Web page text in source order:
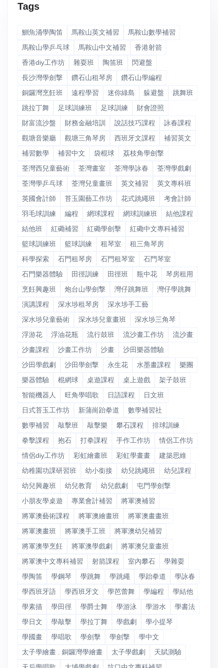
Tags
鰂魚涌學陶笛 馬鞍山英文補習
馬鞍山數學補習
馬鞍山學乒乓球
馬鞍山中文補習
香港射箭
香港diy工作坊
雜耍班 陶笛班
閃避盤
長沙灣學劍撃
鑽石山租琴房
鑽石山學編程
銅鑼灣烹飪班
遠程學習 迷你綠島 躲避盤
跳舞班
跳拉丁舞
足球訓練班 足球訓練
財會證照
財富流沙盤
財務金融培訓 說話技巧課程
詠春課程
觀塘音樂廳
觀塘三角琴房 西班牙文課程
補習英文
補習數學
補習中文 袋棍球
荔枝角學劍撃
荃灣西兒童藝術
荃灣畫室 荃灣學詠春
荃灣學戲劇
荃灣學乒乓球
荃灣兒童畫班 英文補習
英文專科班
英國會計師
苔玉園藝工作坊 花式跳繩班
考會計師
羽毛球訓練
編程 網球課程 網球訓練班
結他課程
結他班
紅磡補習 紅磡學劍擊
紅磡中文專科補習
籃球訓練班
籃球訓練 租琴室
租三角琴房
科學探索
石門租琴房 石門租琴室
石門琴室
石門樂器體驗
田徑訓練 田徑班 瓶中花
琴房租用
烹飪興趣班
炮台山學劍撃 灣仔跳舞班
灣仔學跳舞
演講課程
深水埗租琴房
深水埗手工藝
深水埗兒童藝術
深水埗兒童畫班
深水埗三角琴
浮游花
浮油花瓶 流行鼓班 流沙畫工作坊
流沙畫
沙畫課程
沙畫工作坊 沙畫
沙田樂器體驗
沙田學戲劇
沙田學劍撃 永生花 水墨畫課程
樂團
樂器體驗
棍網球 桌遊課程 桌上遊戲
架子鼓班
智能機器人
旺角學唱歌 日語課程
日文班
日式苔玉工作坊
新蒲崗跆拳道
數學補習社
數學補習
敲擊班 敲擊樂 攀石課程
排球訓練
拳擊課程
抱石 打拳課程 手作工作坊
情侶工作坊
情侶diy工作坊
彩虹繪畫班 彩虹學畫畫
建築思維
幼稚園功課研習班
幼小銜接 幼兒跳繩班
幼兒課程
幼兒興趣班
幼兒教育 幼兒戲劇
屯門學劍撃
小朋友學桌遊
專業會計補習
將軍澳補習
將軍澳藝術課程
將軍澳繪畫班
將軍澳畫畫班
將軍澳畫班
將軍澳手工班
將軍澳幼兒補習
將軍澳學烹飪
將軍澳學戲劇
將軍澳兒童畫班
將軍澳中文專科補習
射箭課程 室內攀石
學雜耍
學陶笛
學鋼琴 學跳舞 學跳繩 學跆拳道
學詠春
學西班牙語
學西班牙文 學芭蕾舞 學編程
學結他
學素描
學田徑 學爵士舞 學游泳 學游水
學書法
學日文
學敲擊 學拉丁舞 學戲劇
學小提琴
學國畫
學唱歌 學劍擊 學劍撃
學中文
太子學繪畫 . 銅鑼灣學繪畫
太子學戲劇
天賦測驗